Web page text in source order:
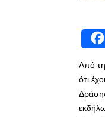
Από τη
ότι